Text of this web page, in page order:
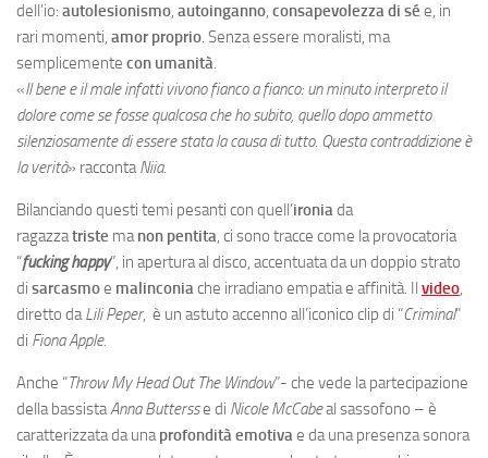
dell’io: autolesionismo, autoinganno, consapevolezza di sé e, in
rari momenti, amor proprio. Senza essere moralisti, ma
semplicemente con umanità.
«Il bene e il male infatti vivono fianco a fianco: un minuto interpreto il
dolore come se fosse qualcosa che ho subito, quello dopo ammetto
silenziosamente di essere stata la causa di tutto. Questa contraddizione è
la verità» raccontaNiia.
Bilanciando questi temi pesanti con quell’ironiada
ragazzatriste manon pentita, ci sono tracce come la provocatoria
“fucking happy”, in apertura al disco, accentuata da un doppio strato
di sarcasmoe malinconiache irradiano empatia e affinità. Il video,
diretto daLili Peper, è un astuto accenno all’iconico clip di “Criminal”
di Fiona Apple.
Anche “Throw My Head Out The Window”- che vede la partecipazione
della bassistaAnna Buttersse di Nicole McCabeal sassofono – è
caratterizzata da unaprofondità emotivae da una presenza sonora